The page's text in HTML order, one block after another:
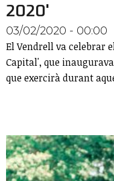
2020'
03/02/2020 - 00:00
El Vendrell va celebrar
Capital', que
que exercirà durant